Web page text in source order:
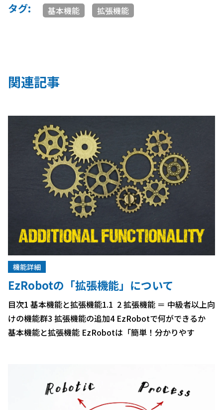
タグ: 基本機能 拡張機能
関連記事
機能詳細
EzRobotの「拡張機能」について
目次1 基本機能と拡張機能1.1 2 拡張機能 ＝ 中級者以上向
けの機能群3 拡張機能の追加4 EzRobotで何ができるか
基本機能と拡張機能 EzRobotは「簡単！分かりやす